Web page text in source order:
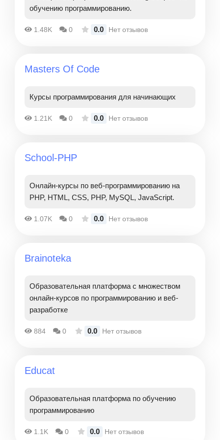
обучению программированию.
1.48K 0 0.0 Нет отзывов
Masters Of Code
Курсы программирования для начинающих
1.21K 0 0.0 Нет отзывов
School-PHP
Онлайн-курсы по веб-программированию на
PHP, HTML, CSS, PHP, MySQL, JavaScript.
1.07K 0 0.0 Нет отзывов
Brainoteka
Образовательная платформа с множеством
онлайн-курсов по программированию и веб-
разработке
884 0 0.0 Нет отзывов
Educat
Образовательная платформа по обучению
программированию
1.1K 0 0.0 Нет отзывов